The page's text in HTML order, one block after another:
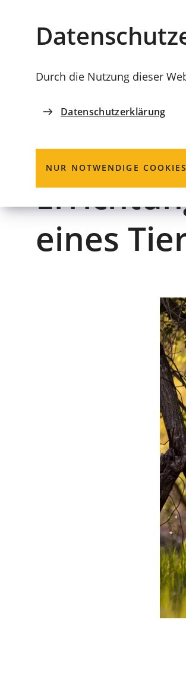
Durch die Nutzung dieser
Datenschutzerklärung
NUR NOTWENDIGE COOKIES
Coburg
ORDNUNGSAMT
eines